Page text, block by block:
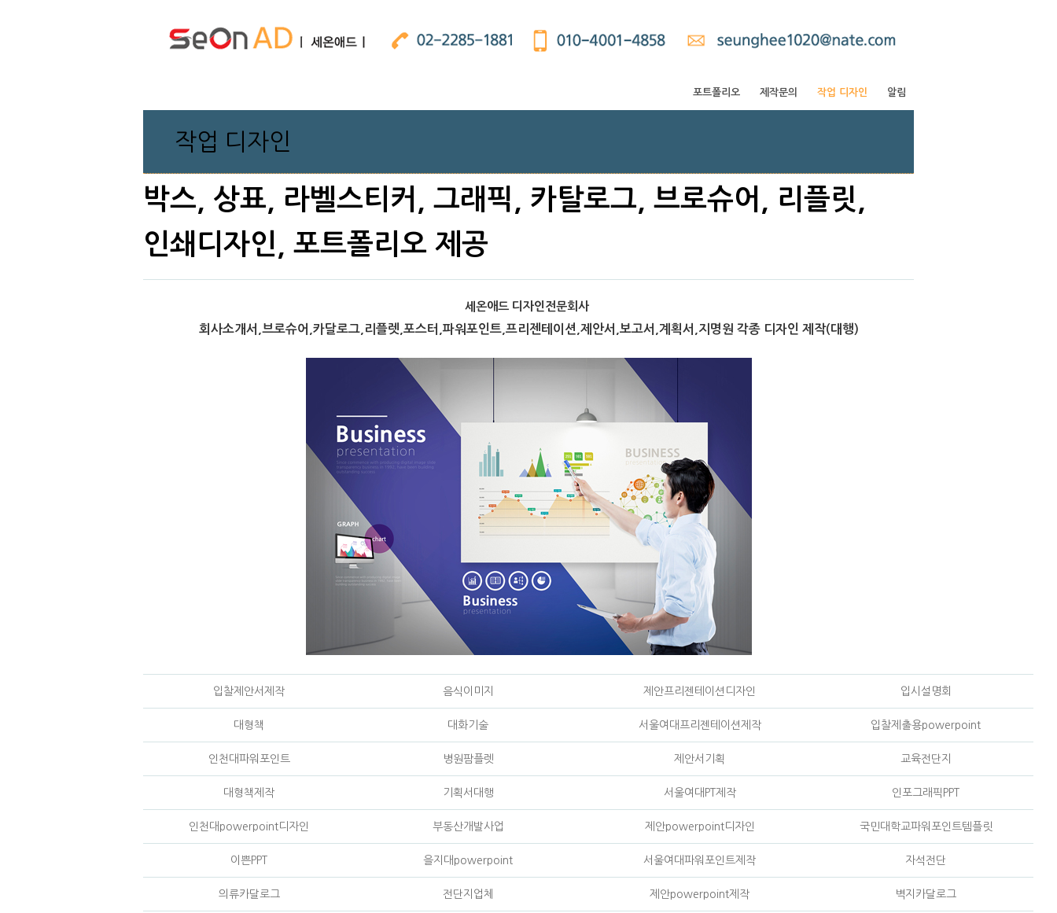
알림
작업 디자인
제작문의
포트폴리오
작업 디자인
박스, 상표, 라벨스티커, 그래픽, 카탈로그, 브로슈어, 리플릿,
인쇄디자인, 포트폴리오 제공
세온애드 디자인전문회사
회사소개서,브로슈어,카달로그,리플렛,포스터,파워포인트,프리젠테이션,제안서,보고서,계획서,지명원 각종 디자인 제작(대행)
입찰제안서제작 음식이미지 제안프리젠테이션디자인 입시설명회
대형책 대화기술 서울여대프리젠테이션제작 입찰제출용powerpoint
인천대파워포인트 병원팜플렛 제안서기획 교육전단지
대형책제작 기획서대행 서울여대PT제작 인포그래픽PPT
인천대powerpoint디자인 부동산개발사업 제안powerpoint디자인 국민대학교파워포인트템플릿
이쁜PPT 을지대powerpoint 서울여대파워포인트제작 자석전단
의류카달로그 전단지업체 제안powerpoint제작 벽지카달로그